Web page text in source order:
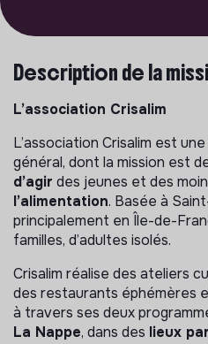
Description de la
L’association Crisalim
L’association Crisalim est
général, dont la mission est
d’agir des jeunes et des
l’alimentation. Basée à
principalement en Île-de-
familles, d’adultes isolés.
Crisalim réalise des ateliers
des restaurants éphémères
à travers ses deux
La Nappe, dans des lieux